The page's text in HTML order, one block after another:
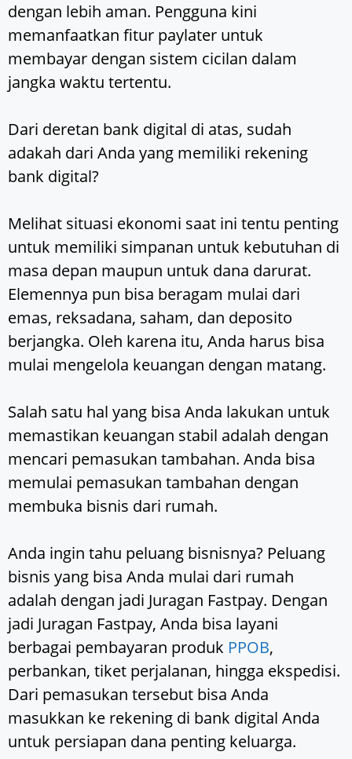
dengan lebih aman. Pengguna kini
memanfaatkan fitur paylater untuk
membayar dengan sistem cicilan dalam
jangka waktu tertentu.
Dari deretan bank digital di atas, sudah
adakah dari Anda yang memiliki rekening
bank digital?
Melihat situasi ekonomi saat ini tentu penting
untuk memiliki simpanan untuk kebutuhan di
masa depan maupun untuk dana darurat.
Elemennya pun bisa beragam mulai dari
emas, reksadana, saham, dan deposito
berjangka. Oleh karena itu, Anda harus bisa
mulai mengelola keuangan dengan matang.
Salah satu hal yang bisa Anda lakukan untuk
memastikan keuangan stabil adalah dengan
mencari pemasukan tambahan. Anda bisa
memulai pemasukan tambahan dengan
membuka bisnis dari rumah.
Anda ingin tahu peluang bisnisnya? Peluang
bisnis yang bisa Anda mulai dari rumah
adalah dengan jadi Juragan Fastpay. Dengan
jadi Juragan Fastpay, Anda bisa layani
berbagai pembayaran produk PPOB,
perbankan, tiket perjalanan, hingga ekspedisi.
Dari pemasukan tersebut bisa Anda
masukkan ke rekening di bank digital Anda
untuk persiapan dana penting keluarga.